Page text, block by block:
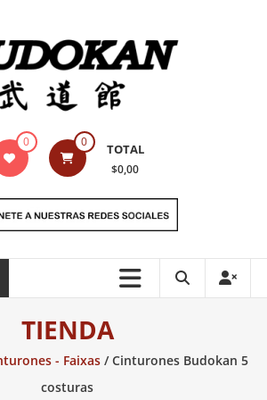
0 0 TOTAL
$0,00
TIENDA
- Faixas/ Cinturones Budokan 5
costuras